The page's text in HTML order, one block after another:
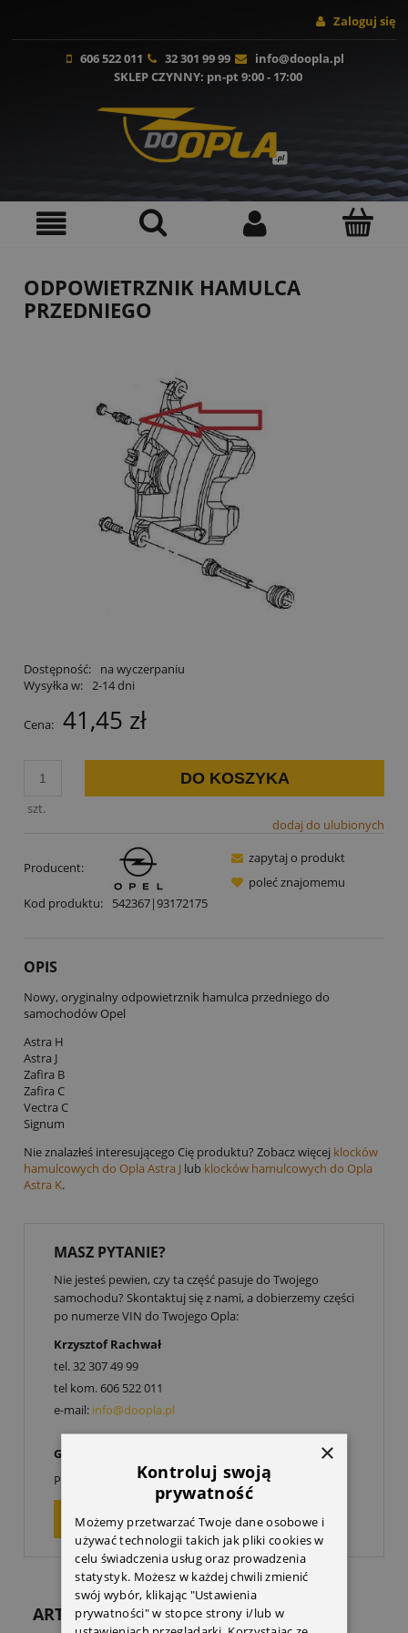
Zaloguj się
606 522 011 32 301 99 99
info@doopla.pl
SKLEP CZYNNY: pn-pt 9:00 - 17:00
ODPOWIETRZNIK HAMULCA
PRZEDNIEGO
Dostępność:
na wyczerpaniu
Wysyłka w: 2-14 dni
Cena: 41,45 zł
szt.
DO KOSZYKA
dodaj do ulubionych
Producent:
Kod produktu: 542367|93172175
zapytaj o produkt
poleć znajomemu
OPIS
Nowy, oryginalny odpowietrznik hamulca przedniego do
samochodów Opel
Astra H
Astra J
Zafira B
Zafira C
Vectra C
Signum
Nie znalazłeś interesującego Cię produktu? Zobacz więcej klocków
hamulcowych do Opla Astra J lub klocków hamulcowych do Opla
Astra K.
MASZ PYTANIE?
Nie jesteś pewien, czy ta część pasuje do Twojego
samochodu? Skontaktuj się z nami, a dobierzemy części
po numerze VIN do Twojego Opla:
Krzysztof Rachwał
tel.32 307 49 99
tel kom.606 522 011
e-mail: info@doopla.pl
Godziny otwarcia:
Poniedziałek-Piątek: 900-1700
ZAPYTAJ O PRODUKT
ARTYKUŁY
×
Kontroluj swoją
prywatność
Możemy przetwarzać Twoje dane osobowe i
używać technologii takich jak pliki cookies w
celu świadczenia usług oraz prowadzenia
statystyk. Możesz w każdej chwili zmienić
swój wybór, klikając "Ustawienia
prywatności" w stopce strony i/lub w